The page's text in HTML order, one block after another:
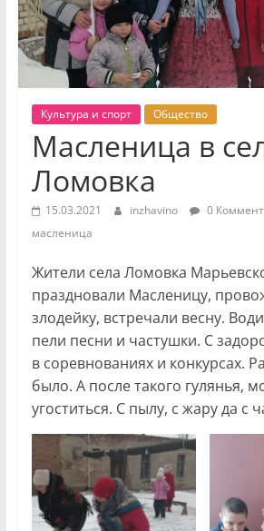
Культура и спорт Общество
Масленица в
Ломовка
15.03.2021 inzhavino 0
масленица
Жители села Ломовка
праздновали Масленицу,
злодейку, встречали весну.
пели песни и частушки. С
в соревнованиях и конкурсах.
было. А после такого гулянья,
угоститься. С пылу, с жару да с